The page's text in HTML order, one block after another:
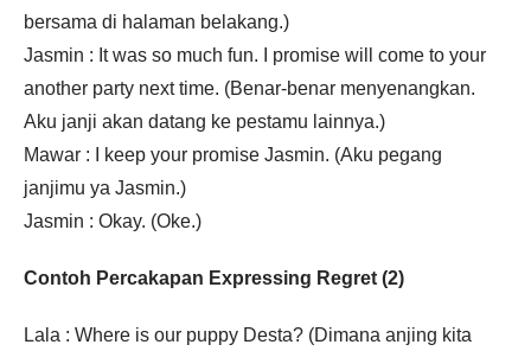
bersama di halaman belakang.)
Jasmin : It was so much fun. I promise will come to your
another party next time. (Benar-benar menyenangkan.
Aku janji akan datang ke pestamu lainnya.)
Mawar : I keep your promise Jasmin. (Aku pegang
janjimu ya Jasmin.)
Jasmin : Okay. (Oke.)
Contoh Percakapan Expressing Regret (2)
Lala : Where is our puppy Desta? (Dimana anjing kita